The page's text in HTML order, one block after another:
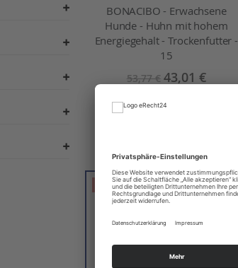
BONACIBO - Erwachsene
Hunde - Huhn mit hohem
Energiegehalt - Trockenfutter -
15
53,77 € 43,01 €
Inkl. MwSt.
-20%